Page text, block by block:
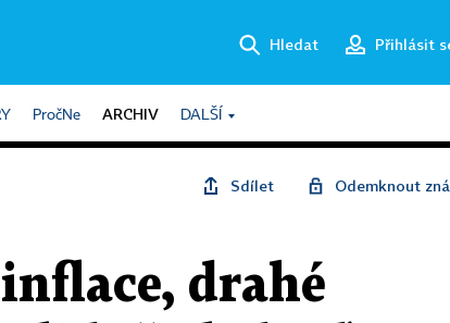
Hledat Přihlásit
PročNe ARCHIV DALŠÍ
Sdílet Odemknout
drahé